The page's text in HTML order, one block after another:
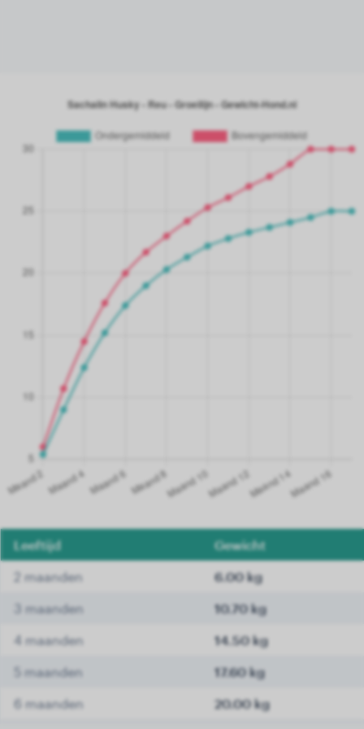
Leeftijd Gewicht
2 maanden 6.00 kg
3 maanden 10.70 kg
4 maanden 14.50 kg
5 maanden 17.60 kg
6 maanden 20.00 kg